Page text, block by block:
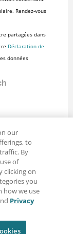
Rendez-vous
partagées dans
Déclaration de
données
our
to
By
of
clicking on
you
how we use
Privacy